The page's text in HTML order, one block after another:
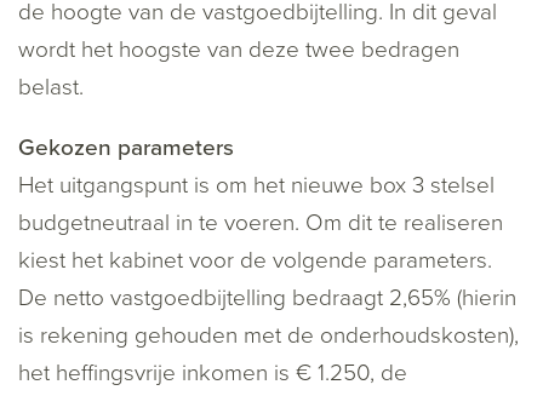
de hoogte van de vastgoedbijtelling. In dit geval
wordt het hoogste van deze twee bedragen
belast.
Gekozen parameters
Het uitgangspunt is om het nieuwe box 3 stelsel
budgetneutraal in te voeren. Om dit te realiseren
kiest het kabinet voor de volgende parameters.
De netto vastgoedbijtelling bedraagt 2,65% (hierin
is rekening gehouden met de onderhoudskosten),
het heffingsvrije inkomen is € 1.250, de